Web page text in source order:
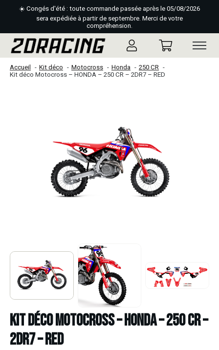
☀️ Congés d'été : toute commande passée après le 05/08/2026
sera expédiée à partir de septembre. Merci de votre
compréhension.
Accueil Kit déco Motocross Honda
250 CR
Kit déco Motocross – HONDA – 250 CR – 2DR7 – RED
Kit déco Motocross – HONDA – 250 CR –
2DR7 – RED